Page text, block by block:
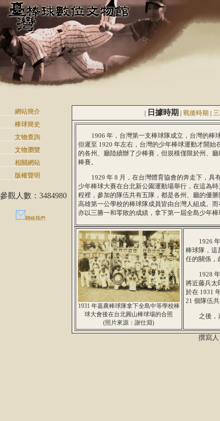
網站簡介
棒球簡史
文物查詢
文物瀏覽
相關網站
版權聲明
參觀人數：3484980
聯絡我們
| 日據時期 | 戰後時期 |
1906 年，台灣第一支棒球隊成立，台灣的棒
但遲至 1920 年左右，台灣的少年棒球運動才開始
的各州、廳陸續辦了少棒賽，但規模僅限於州、
棒賽。
1929 年 8 月，在台灣體育協會的奔走下，具
少年棒球大賽在台北新公園運動場舉行，在這為
程裡，參加的隊伍共有五隊，都是各州、廳的優
高雄第一公學校的棒球隊成員皆由台灣人組成。
亦以三勝一和零敗的成績，拿下第一屆全島少年
1931 年嘉農棒球隊拿下全島中等學校棒
球大會後在台北圓山棒球場的合照
(照片來源：謝仕淵)
1926 年
棒球隊，這
任的關係，
1928 年
將近藤兵太
於在 1931
21 個隊伍
之後，嘉
撰寫